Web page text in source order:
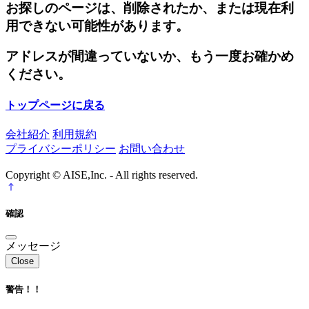
お探しのページは、削除されたか、または現在利
用できない可能性があります。
アドレスが間違っていないか、もう一度お確かめ
ください。
トップページに戻る
会社紹介 利用規約
プライバシーポリシー お問い合わせ
Copyright © AISE,Inc. - All rights reserved.
確認
メッセージ
Close
警告！！